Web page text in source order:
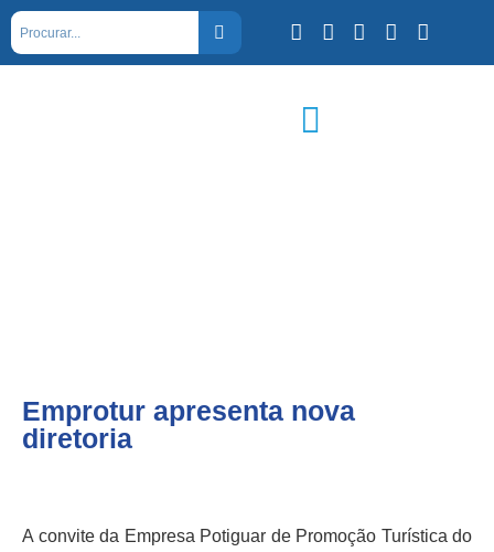
Emprotur apresenta nova
diretoria
A convite da Empresa Potiguar de Promoção Turística do